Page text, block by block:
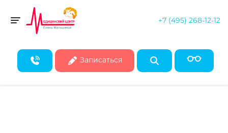
Toggle navigation +7 (495) 268-12-12
Записаться
Скидка 50% на все консультации врачей!*
августа